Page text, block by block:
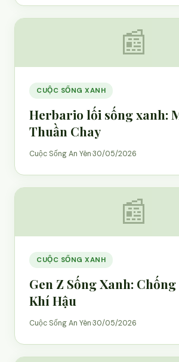
📰
CUỘC SỐNG XANH
Herbario lối sống xanh:
Thuần Chay
Cuộc Sống An Yên·30/05/2026
📰
CUỘC SỐNG XANH
Gen Z Sống Xanh:
Khí Hậu
Cuộc Sống An Yên·30/05/2026